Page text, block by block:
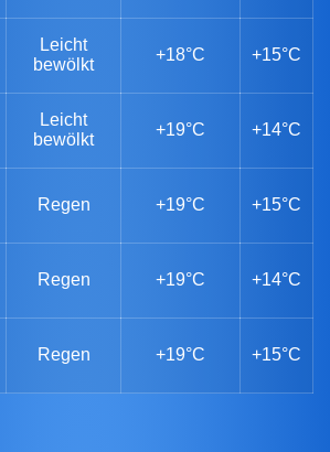
Leicht
bewölkt
+18°C +15°C
Leicht
bewölkt
+19°C +14°C
Regen +19°C +15°C
Regen +19°C +14°C
Regen +19°C +15°C